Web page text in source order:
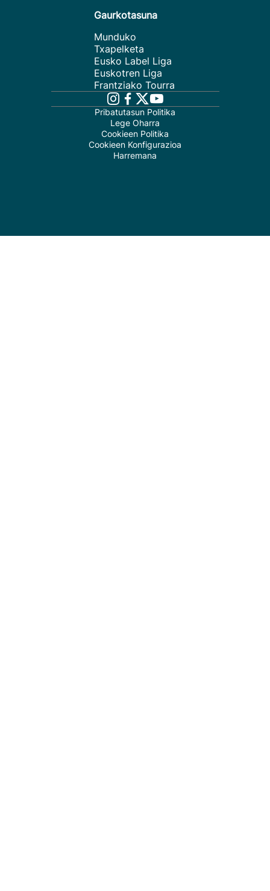
Gaurkotasuna
Munduko
Txapelketa
Eusko Label Liga
Euskotren Liga
Frantziako Tourra
Pribatutasun Politika
Lege Oharra
Cookieen Politika
Cookieen Konfigurazioa
Harremana